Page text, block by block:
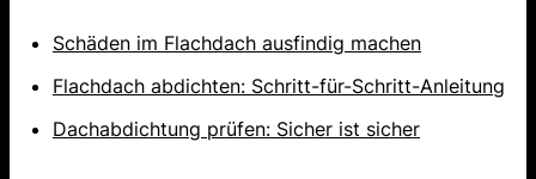
Schäden im Flachdach ausfindig machen
Flachdach abdichten: Schritt-für-Schritt-Anleitung
Dachabdichtung prüfen: Sicher ist sicher